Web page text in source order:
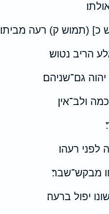
(תמוש ק) רעה מביתו׃
הריב נטוש׃
גם־שניהם׃
ולב־אין׃
רעהו׃
מבקש־שבר׃
יפול ברעה׃